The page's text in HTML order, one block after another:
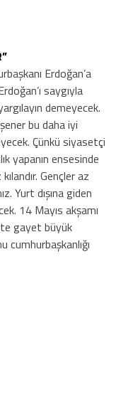
Erdoğan’a
saygıyla
demeyecek.
bu daha iyi
Çünkü siyasetçi
yapanın ensesinde
Gençler az
Yurt dışına giden
14 Mayıs akşamı
gayet büyük
cumhurbaşkanlığı